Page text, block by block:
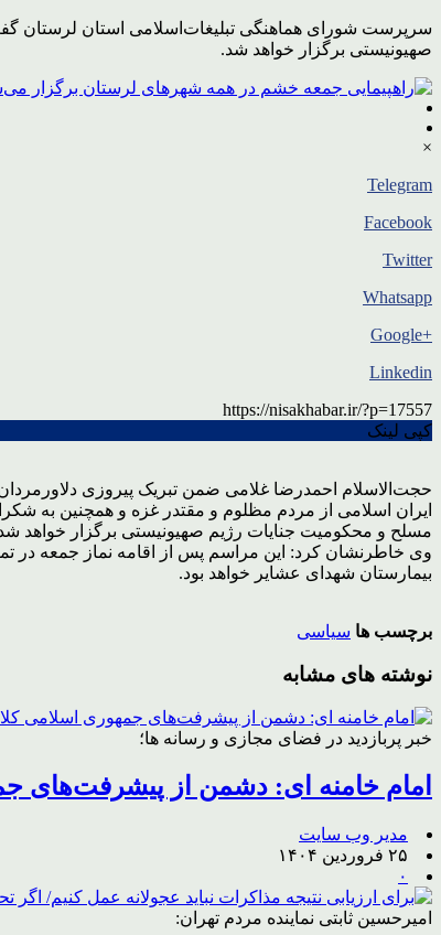
صهیونیستی برگزار خواهد شد.
×
Telegram
Facebook
Twitter
Whatsapp
+Google
Linkedin
https://nisakhabar.ir/?p=17557
کپی لینک
حجت‌الاسلام احمدرضا غلامی ضمن تبریک پیروزی
مسلح و محکومیت جنایات رژیم صهیونیستی برگزار خواهد
وی خاطرنشان کرد: این مراسم پس از اقامه نماز جمعه در
بیمارستان شهدای عشایر خواهد بود.
برچسب ها سیاسی
نوشته های مشابه
خبر پربازدید در فضای مجازی و رسانه ها؛
امام خامنه ای: دشمن از پیشرفت‌های
مدیر وب سایت
۲۵ فروردین ۱۴۰۴
۰
امیرحسین ثابتی نماینده مردم تهران: